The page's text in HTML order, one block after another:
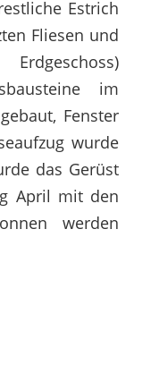
Estrich
Fliesen und
im
Fenster
wurde
das Gerüst
April mit den
werden